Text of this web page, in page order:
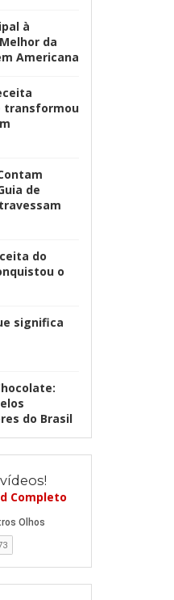
à
da
Americana
transformou
de
do
o
significa
do Brasil
Completo